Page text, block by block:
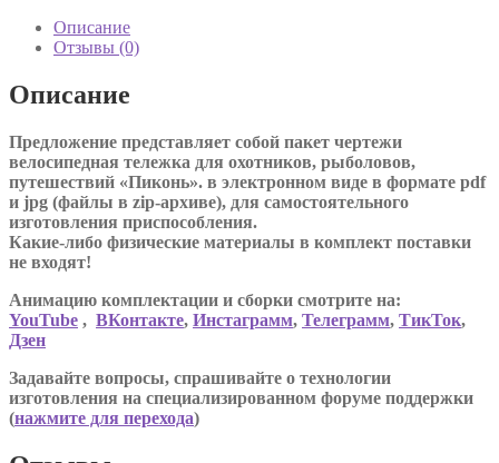
Описание
Отзывы (0)
Описание
Предложение представляет собой пакет чертежи
велосипедная тележка для охотников, рыболовов,
путешествий «Пиконь». в электронном виде в формате pdf
и jpg (файлы в zip-архиве), для самостоятельного
изготовления приспособления.
Какие-либо физические материалы в комплект поставки
не входят!
Анимацию комплектации и сборки смотрите на:
YouTube , ВКонтакте, Инстаграмм, Телеграмм, ТикТок,
Дзен
Задавайте вопросы, спрашивайте о технологии
изготовления на специализированном форуме поддержки
(нажмите для перехода)